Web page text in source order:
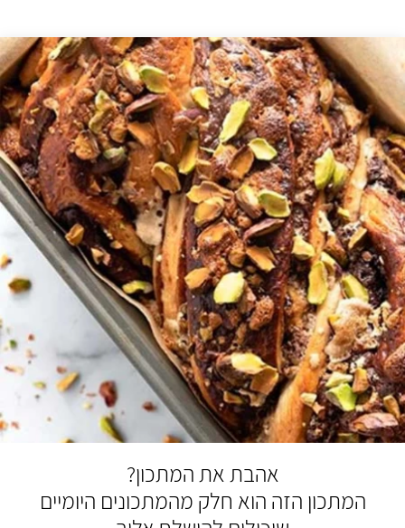
אהבת את המתכון?
המתכון הזה הוא חלק מהמתכונים היומיים